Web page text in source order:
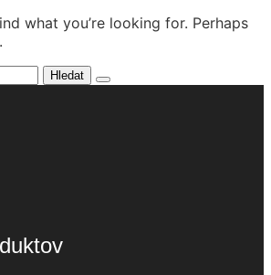
what you’re looking for. Perhaps